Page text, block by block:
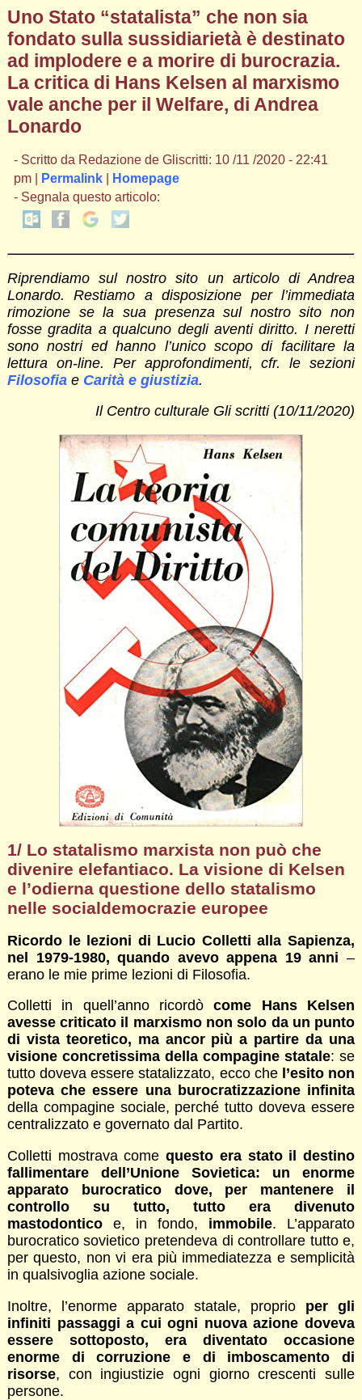
Uno Stato “statalista” che non sia
fondato sulla sussidiarietà è destinato
ad implodere e a morire di burocrazia.
La critica di Hans Kelsen al marxismo
vale anche per il Welfare, di Andrea
Lonardo
- Scritto da Redazione de Gliscritti: 10 /11 /2020 - 22:41
pm |
Permalink|
Homepage
- Segnala questo articolo:
Riprendiamo sul nostro sito un articolo di Andrea
Lonardo. Restiamo a disposizione per l’immediata
rimozione se la sua presenza sul nostro sito non
fosse gradita a qualcuno degli aventi diritto. I neretti
sono nostri ed hanno l’unico scopo di facilitare la
lettura on-line. Per approfondimenti, cfr. le sezioni
Filosofiae Carità e giustizia.
Il Centro culturale Gli scritti (10/11/2020)
1/ Lo statalismo marxista non può che
divenire elefantiaco. La visione di Kelsen
e l’odierna questione dello statalismo
nelle socialdemocrazie europee
Ricordo le lezioni di Lucio Colletti alla Sapienza,
nel 1979-1980, quando avevo appena 19 anni –
erano le mie prime lezioni di Filosofia.
Colletti in quell’anno ricordòcome Hans Kelsen
avesse criticato il marxismo non solo da un punto
di vista teoretico, ma ancor più a partire da una
visione concretissima della compagine statale: se
tutto doveva essere statalizzato, ecco che l’esito non
poteva che essere una burocratizzazione infinita
della compagine sociale, perché tutto doveva essere
centralizzato e governato dal Partito.
Colletti mostrava comequesto era stato il destino
fallimentare dell’Unione Sovietica: un enorme
apparato burocratico dove, per mantenere il
controllo su tutto, tutto era divenuto
mastodonticoe, in fondo, immobile. L’apparato
burocratico sovietico pretendeva di controllare tutto e,
per questo, non vi era più immediatezza e semplicità
in qualsivoglia azione sociale.
Inoltre, l’enorme apparato statale, proprio per gli
infiniti passaggi a cui ogni nuova azione doveva
essere sottoposto, era diventato occasione
enorme di corruzione e di imboscamento di
risorse, con ingiustizie ogni giorno crescenti sulle
persone.